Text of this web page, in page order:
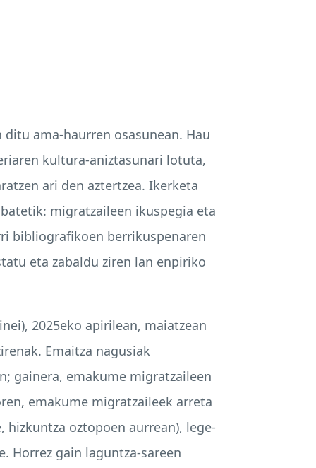
ama-haurren osasunean. Hau
kultura-aniztasunari lotuta,
ari den aztertzea. Ikerketa
migratzaileen ikuspegia eta
bibliografikoen berrikuspenaren
eta zabaldu ziren lan enpiriko
2025eko apirilean, maiatzean
Emaitza nagusiak
gainera, emakume migratzaileen
emakume migratzaileek arreta
oztopoen aurrean), lege-
Horrez gain laguntza-sareen